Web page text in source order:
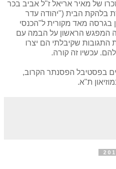
של מאיר אריאל ז"ל אביב בכר
בלהקת הבית ("יהודה עדר
בגרסה מאד מקורית ל"הכנסי
המפגש הראשון על הבמה עם
שקיבלתי הם יצרו
עכשיו זה קורה.
בפסטיבל הפסנתר הקרוב,